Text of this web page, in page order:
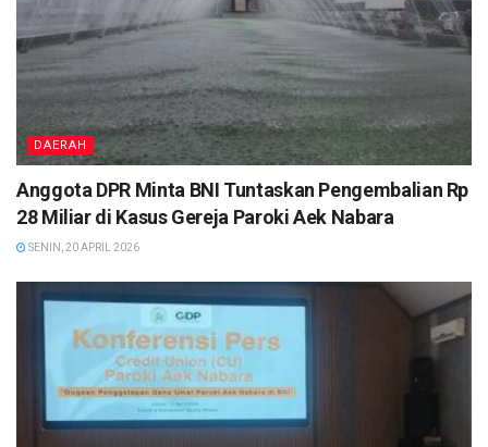
DAERAH
Anggota DPR Minta BNI Tuntaskan Pengembalian Rp
28 Miliar di Kasus Gereja Paroki Aek Nabara
SENIN, 20 APRIL 2026